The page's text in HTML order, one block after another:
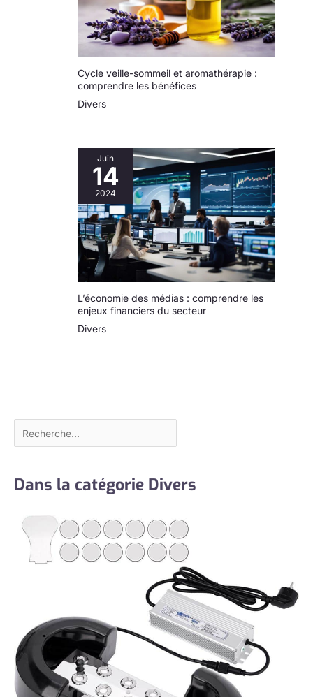
ventilateur de table sur une table de pique-nique ou
suspendez-le pour vous rafraîchir les mains libres.
Cycle veille-sommeil et aromathérapie :
comprendre les bénéfices
Divers
Juin
14
2024
L’économie des médias : comprendre les
enjeux financiers du secteur
Divers
Dans la catégorie Divers